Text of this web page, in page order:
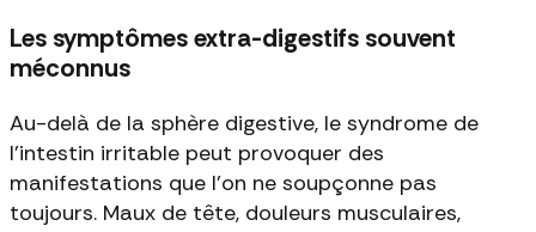
Les symptômes extra-digestifs souvent
méconnus
Au-delà de la sphère digestive, le syndrome de
l'intestin irritable peut provoquer des
manifestations que l'on ne soupçonne pas
toujours. Maux de tête, douleurs musculaires,